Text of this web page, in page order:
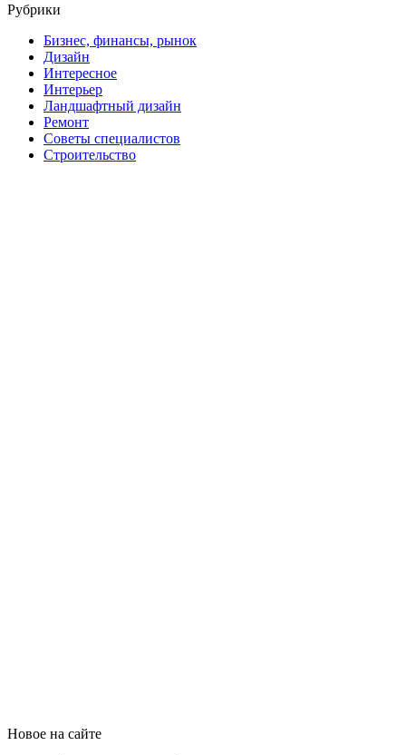
Рубрики
Бизнес, финансы, рынок
Дизайн
Интересное
Интерьер
Ландшафтный дизайн
Ремонт
Советы специалистов
Строительство
Новое на сайте